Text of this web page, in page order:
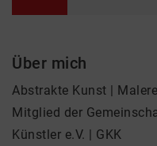
Über mich
Abstrakte Kunst |
Mitglied der
Künstler e.V. | GKK